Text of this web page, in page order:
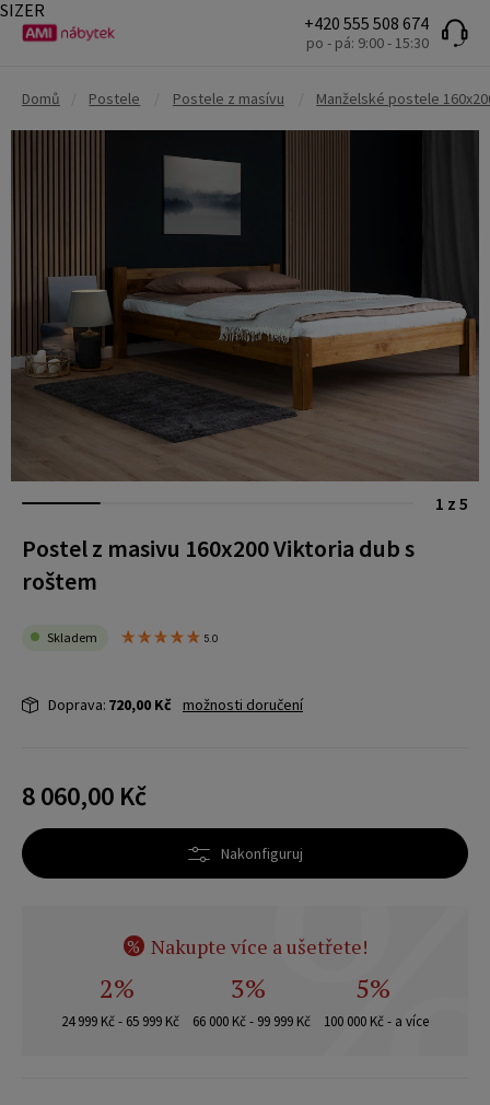
+420 555 508 674
po - pá: 9:00 - 15:30
Domů Postele Postele z masívu Manželské postele
1 z 5
Postel z masivu 160x200 Viktoria dub s
roštem
Skladem 5.0
Doprava: 720,00 Kč možnosti doručení
8 060,00 Kč
Nakonfiguruj
% Nakupte více a ušetřete!
2%
24 999 Kč - 65 999 Kč
3%
66 000 Kč - 99 999 Kč
5%
100 000 Kč - a více
SIZER